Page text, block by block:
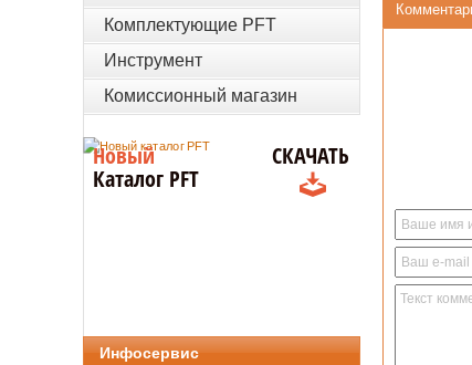
Комплектующие PFT
Инструмент
Комиссионный магазин
Новый
Каталог PFT
СКАЧАТЬ
Инфосервис